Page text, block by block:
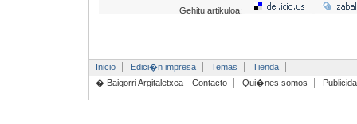
Gehitu artikuloa:
Inicio Edici�n impresa Temas
Tienda
� Baigorri Argitaletxea
Contacto Qui�nes somos